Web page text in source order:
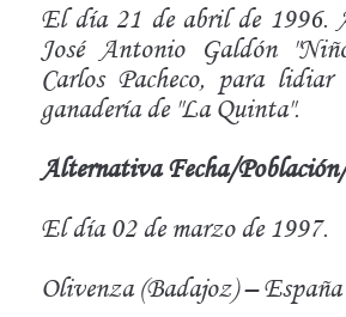
El día 21 de abril de 1996.
José Antonio Galdón
Carlos Pacheco, para
ganadería de "La Quinta".
Alternativa Fecha/
El día 02 de marzo de 1997.
Olivenza (Badajoz) – España